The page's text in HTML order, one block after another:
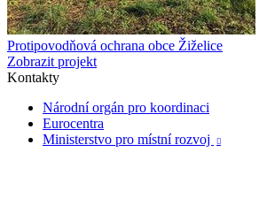
Protipovodňová ochrana obce Žiželice
Zobrazit projekt
Kontakty
Národní orgán pro koordinaci
Eurocentra
Ministerstvo pro místní rozvoj
